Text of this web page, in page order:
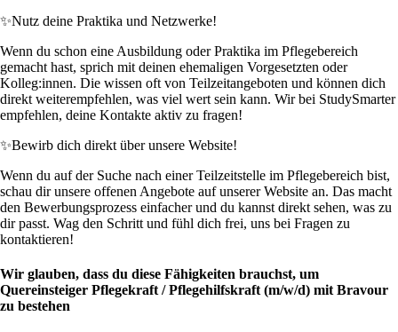
✨Nutz deine Praktika und Netzwerke!
Wenn du schon eine Ausbildung oder Praktika im Pflegebereich
gemacht hast, sprich mit deinen ehemaligen Vorgesetzten oder
Kolleg:innen. Die wissen oft von Teilzeitangeboten und können dich
direkt weiterempfehlen, was viel wert sein kann. Wir bei StudySmarter
empfehlen, deine Kontakte aktiv zu fragen!
✨Bewirb dich direkt über unsere Website!
Wenn du auf der Suche nach einer Teilzeitstelle im Pflegebereich bist,
schau dir unsere offenen Angebote auf unserer Website an. Das macht
den Bewerbungsprozess einfacher und du kannst direkt sehen, was zu
dir passt. Wag den Schritt und fühl dich frei, uns bei Fragen zu
kontaktieren!
Wir glauben, dass du diese Fähigkeiten brauchst, um
Quereinsteiger Pflegekraft / Pflegehilfskraft (m/w/d) mit Bravour
zu bestehen